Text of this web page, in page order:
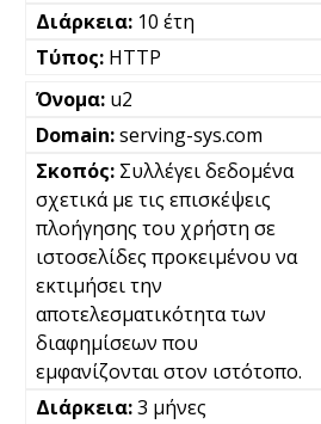
10 έτη
HTTP
u2
serving-sys.com
Συλλέγει δεδομένα
σχετικά με τις επισκέψεις
πλοήγησης του χρήστη σε
ιστοσελίδες προκειμένου να
εκτιμήσει την
αποτελεσματικότητα των
διαφημίσεων που
εμφανίζονται στον ιστότοπο.
3 μήνες